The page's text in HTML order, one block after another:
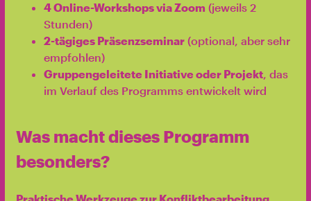
4 Online-Workshops via Zoom (jeweils 2
Stunden)
2-tägiges Präsenzseminar (optional, aber sehr
empfohlen)
Gruppengeleitete Initiative oder Projekt, das
im Verlauf des Programms entwickelt wird
Was macht dieses Programm
besonders?